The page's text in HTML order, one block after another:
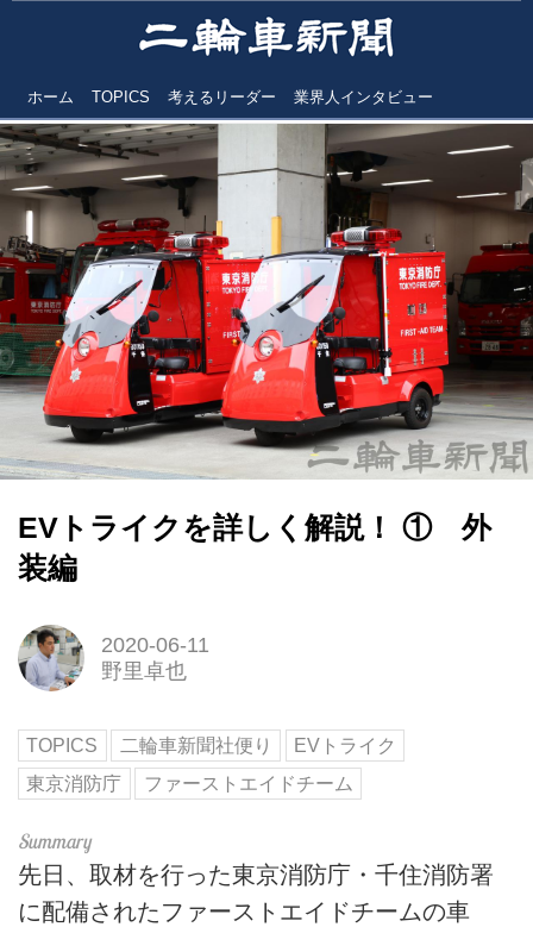
ホーム TOPICS 考えるリーダー 業界人インタビュー
EVトライクを詳しく解説！ ① 外
装編
2020-06-11
野里卓也
TOPICS 二輪車新聞社便り
EVトライク
東京消防庁
ファーストエイドチーム
先日、取材を行った東京消防庁・千住消防署
に配備されたファーストエイドチームの車